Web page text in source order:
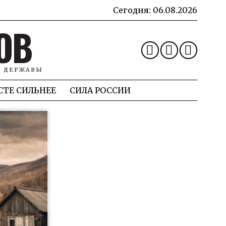
Сегодня: 06.08.2026
ДЕРЖАВЫ
СИЛЬНЕЕ СИЛА РОССИИ